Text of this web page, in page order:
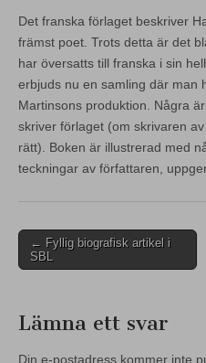
Det franska förlaget beskriver
främst poet. Trots detta är det
har översatts till franska i sin
erbjuds nu en samling där man
Martinsons produktion. Några
skriver förlaget (om skrivaren
rätt). Boken är illustrerad med
teckningar av författaren,
Post
navigation
← Fyllig biografisk artikel i
SBL
Lämna ett svar
Din e-postadress kommer inte